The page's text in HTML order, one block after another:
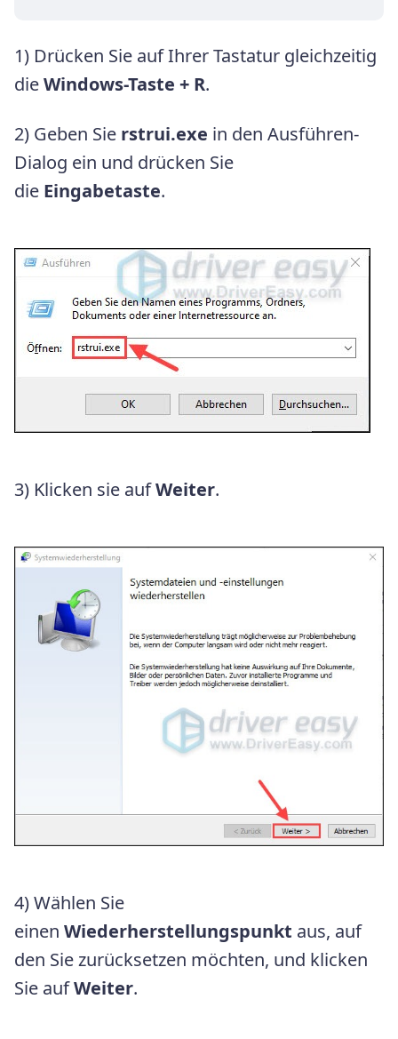
1) Drücken Sie auf Ihrer Tastatur gleichzeitig
dieWindows-Taste + R.
2) Geben Sie rstrui.exe in den Ausführen-
Dialog ein und drücken Sie
die Eingabetaste.
3) Klicken sie aufWeiter.
4) Wählen Sie
einen Wiederherstellungspunkt aus, auf
den Sie zurücksetzen möchten, und klicken
Sie aufWeiter.